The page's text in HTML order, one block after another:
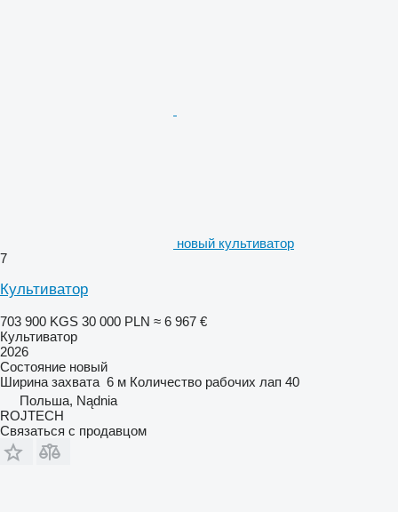
новый культиватор
7
Культиватор
703 900 KGS 30 000 PLN ≈ 6 967 €
Культиватор
2026
Состояние новый
Ширина захвата 6 м Количество рабочих лап 40
Польша, Nądnia
ROJTECH
Связаться с продавцом